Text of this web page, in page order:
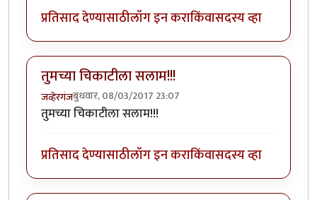
प्रतिसाद देण्यासाठीलॉग इन कराकिंवासदस्य व्हा
तुमच्या चिकाटीला सलाम!!!
जव्हेरगंजबुधवार, 08/03/2017 23:07
तुमच्या चिकाटीला सलाम!!!
प्रतिसाद देण्यासाठीलॉग इन कराकिंवासदस्य व्हा